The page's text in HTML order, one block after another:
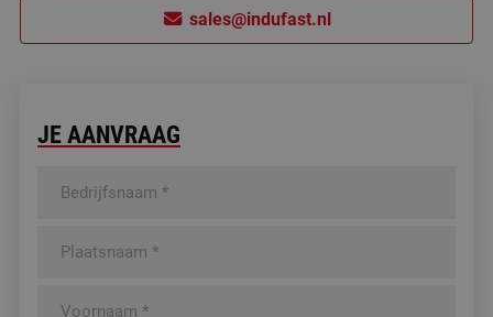
sales@indufast.nl
JE AANVRAAG